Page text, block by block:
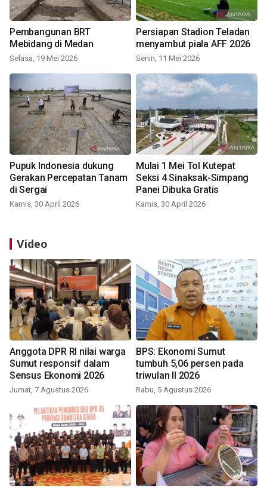
Pembangunan BRT
Mebidang di Medan
Selasa, 19 Mei 2026
Persiapan Stadion Teladan
menyambut piala AFF 2026
Senin, 11 Mei 2026
Pupuk Indonesia dukung
Gerakan Percepatan Tanam
di Sergai
Kamis, 30 April 2026
Mulai 1 Mei Tol Kutepat
Seksi 4 Sinaksak-Simpang
Panei Dibuka Gratis
Kamis, 30 April 2026
Video
Anggota DPR RI nilai warga
Sumut responsif dalam
Sensus Ekonomi 2026
Jumat, 7 Agustus 2026
BPS: Ekonomi Sumut
tumbuh 5,06 persen pada
triwulan II 2026
Rabu, 5 Agustus 2026